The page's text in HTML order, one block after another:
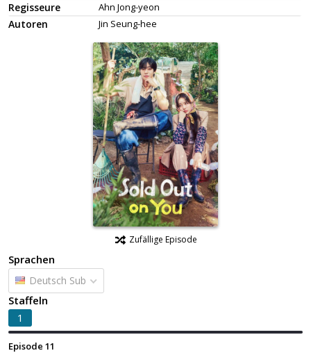
Regisseure Ahn Jong-yeon
Autoren Jin Seung-hee
Zufällige Episode
Sprachen
Deutsch Sub
Staffeln
1
Episode 11